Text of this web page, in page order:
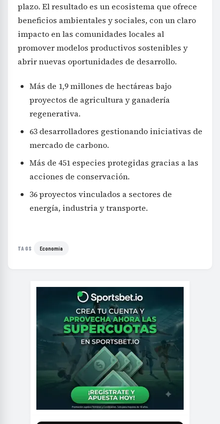
plazo. El resultado es un ecosistema que ofrece
beneficios ambientales y sociales, con un claro
impacto en las comunidades locales al
promover modelos productivos sostenibles y
abrir nuevas oportunidades de desarrollo.
Más de 1,9 millones de hectáreas bajo
proyectos de agricultura y ganadería
regenerativa.
63 desarrolladores gestionando iniciativas de
mercado de carbono.
Más de 451 especies protegidas gracias a las
acciones de conservación.
36 proyectos vinculados a sectores de
energía, industria y transporte.
TAGS Economía